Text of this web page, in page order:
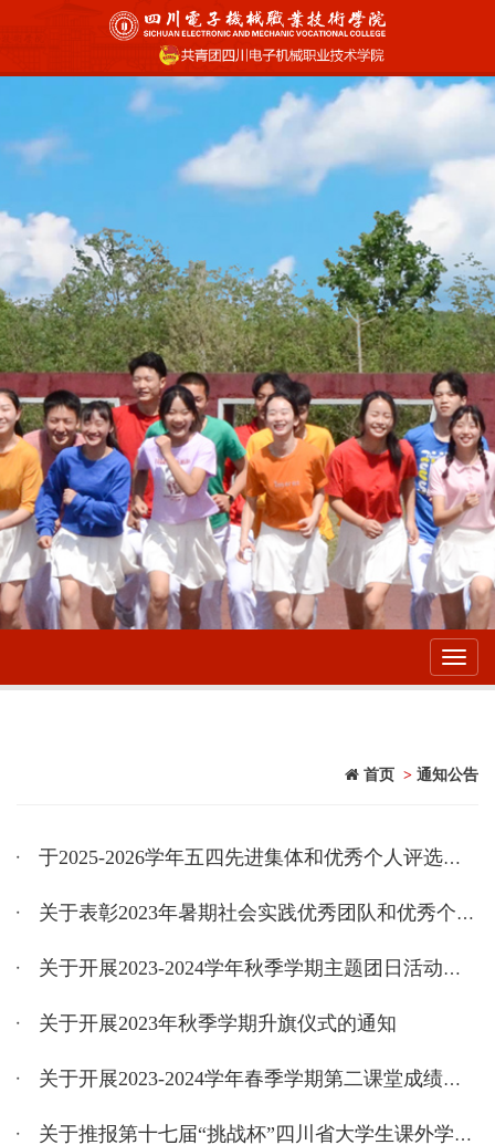
首页 > 通知公告
于2025-2026学年五四先进集体和优秀个人评选结果的公示
关于表彰2023年暑期社会实践优秀团队和优秀个人的决定
关于开展2023-2024学年秋季学期主题团日活动的通知
关于开展2023年秋季学期升旗仪式的通知
关于开展2023-2024学年春季学期第二课堂成绩认定及学分兑换工作的通知
关于推报第十七届“挑战杯”四川省大学生课外学术科技作品大赛作品的公示